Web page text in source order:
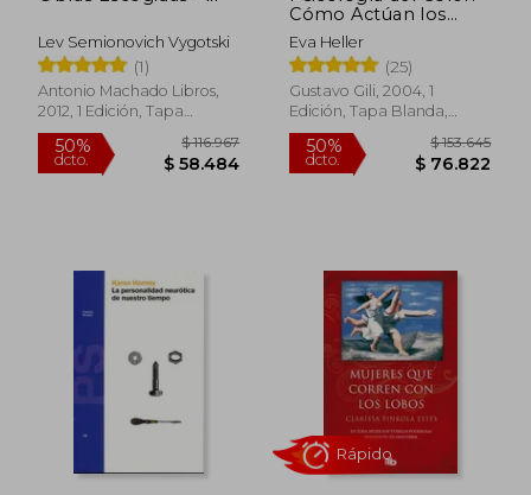
Lev Semionovich Vygotski
(1)
Antonio Machado Libros,
2012, 1 Edición, Tapa
Blanda, Nuevo
dcto.
Cómo Actúan los
Colores Sobre los
Sentimientos y la
Razón
Eva Heller
(25)
Gustavo Gili, 2004, 1
Edición, Tapa Blanda,
Nuevo
50%
dcto.